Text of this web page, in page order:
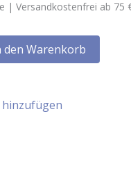
| Versandkostenfrei ab 75
den Warenkorb